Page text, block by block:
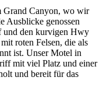
Grand Canyon, wo wir
Ausblicke genossen
und den kurvigen Hwy
roten Felsen, die als
ist. Unser Motel in
mit viel Platz und einer
und bereit für das